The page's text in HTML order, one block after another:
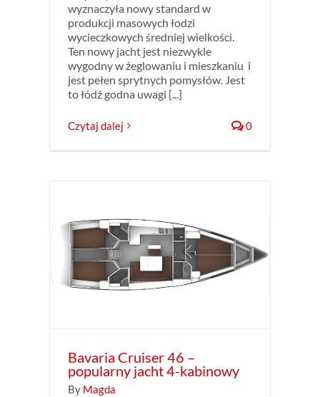
wyznaczyła nowy standard w
produkcji masowych łodzi
wycieczkowych średniej wielkości.
Ten nowy jacht jest niezwykle
wygodny w żeglowaniu i mieszkaniu i
jest pełen sprytnych pomysłów. Jest
to łódź godna uwagi [...]
Czytaj dalej 0
Bavaria Cruiser 46 –
popularny jacht 4-kabinowy
By Magda